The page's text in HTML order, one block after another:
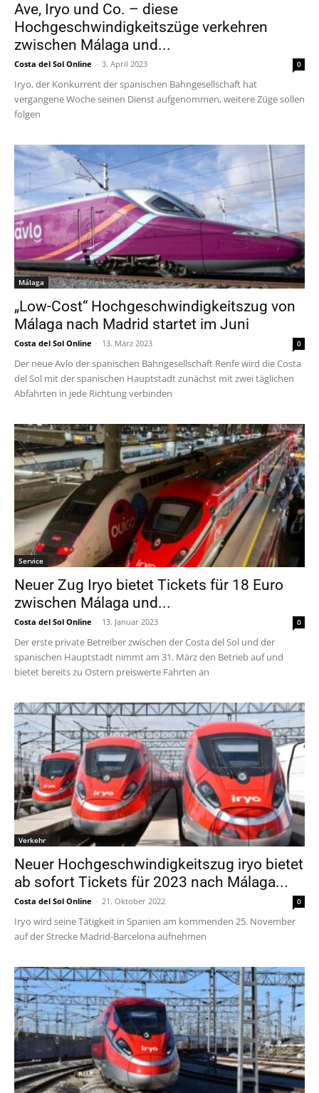
Ave, Iryo und Co. – diese
Hochgeschwindigkeitszüge verkehren
zwischen Málaga und...
Costa del Sol Online - 3. April 2023 0
Iryo, der Konkurrent der spanischen Bahngesellschaft hat
vergangene Woche seinen Dienst aufgenommen, weitere Züge sollen
folgen
Málaga
„Low-Cost“ Hochgeschwindigkeitszug von
Málaga nach Madrid startet im Juni
Costa del Sol Online - 13. März 2023 0
Der neue Avlo der spanischen Bahngesellschaft Renfe wird die Costa
del Sol mit der spanischen Hauptstadt zunächst mit zwei täglichen
Abfahrten in jede Richtung verbinden
Service
Neuer Zug Iryo bietet Tickets für 18 Euro
zwischen Málaga und...
Costa del Sol Online - 13. Januar 2023 0
Der erste private Betreiber zwischen der Costa del Sol und der
spanischen Hauptstadt nimmt am 31. März den Betrieb auf und
bietet bereits zu Ostern preiswerte Fahrten an
Verkehr
Neuer Hochgeschwindigkeitszug iryo bietet
ab sofort Tickets für 2023 nach Málaga...
Costa del Sol Online - 21. Oktober 2022 0
Iryo wird seine Tätigkeit in Spanien am kommenden 25. November
auf der Strecke Madrid-Barcelona aufnehmen